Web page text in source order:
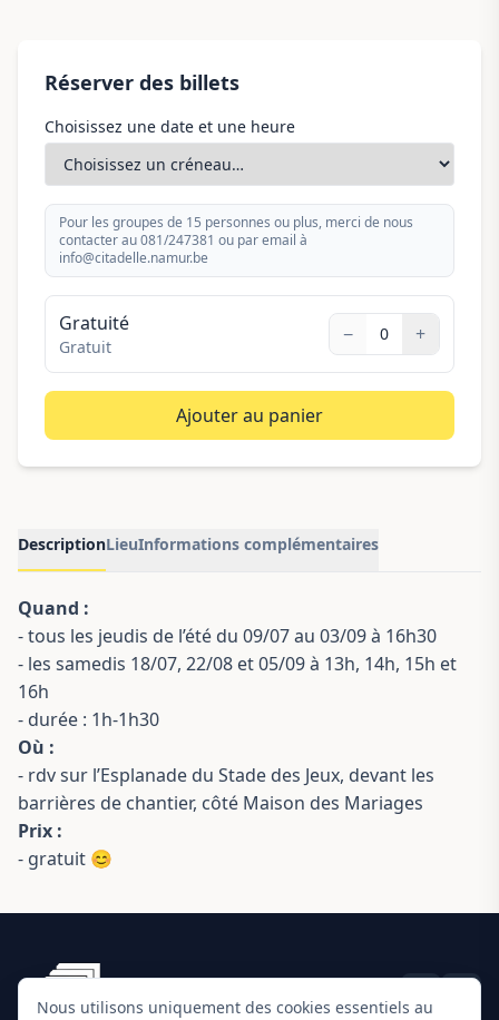
Réserver des billets
Choisissez une date et une heure
Pour les groupes de 15 personnes ou plus, merci de nous
contacter au 081/247381 ou par email à
info@citadelle.namur.be
Gratuité
Gratuit
− 0 +
Ajouter au panier
DescriptionLieuInformations complémentaires
Quand :
- tous les jeudis de l’été du 09/07 au 03/09 à 16h30
- les samedis 18/07, 22/08 et 05/09 à 13h, 14h, 15h et
16h
- durée : 1h-1h30
Où :
- rdv sur l’Esplanade du Stade des Jeux, devant les
barrières de chantier, côté Maison des Mariages
Prix :
- gratuit 😊
Nous utilisons uniquement des cookies essentiels au